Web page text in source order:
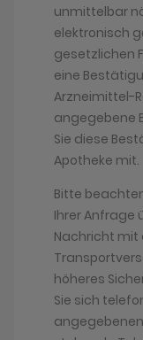
unmittelbar
elektronisch
gesetzlichen
eine
Arzneimittel-
angegebene
Sie diese
Apotheke mit.
Bitte
Ihrer Anfrage
Nachricht mit
höheres
Sie sich